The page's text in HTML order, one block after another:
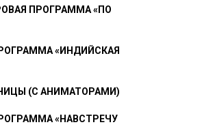
ПРОГРАММА «ПО
«ИНДИЙСКАЯ
(С АНИМАТОРАМИ)
«НАВСТРЕЧУ